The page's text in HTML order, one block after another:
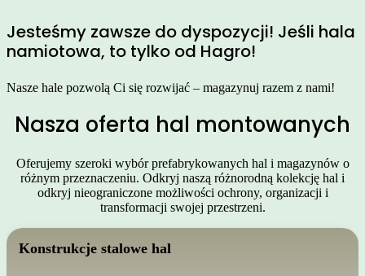
Jesteśmy zawsze do dyspozycji! Jeśli hala
namiotowa, to tylko od Hagro!
Nasze hale pozwolą Ci się rozwijać – magazynuj razem z nami!
Nasza oferta hal montowanych
Oferujemy szeroki wybór prefabrykowanych hal i magazynów o
różnym przeznaczeniu. Odkryj naszą różnorodną kolekcję hal i
odkryj nieograniczone możliwości ochrony, organizacji i
transformacji swojej przestrzeni.
Konstrukcje stalowe hal